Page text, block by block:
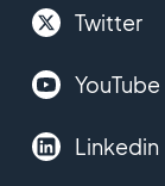
Twitter
YouTube
Linkedin